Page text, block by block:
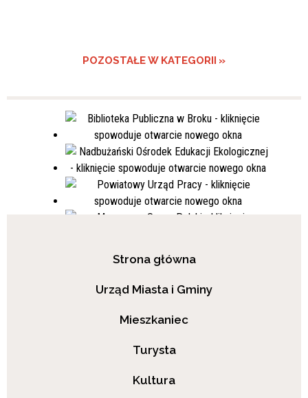
POZOSTAŁE W KATEGORII
Strona główna
Urząd Miasta i Gminy
Mieszkaniec
Turysta
Kultura